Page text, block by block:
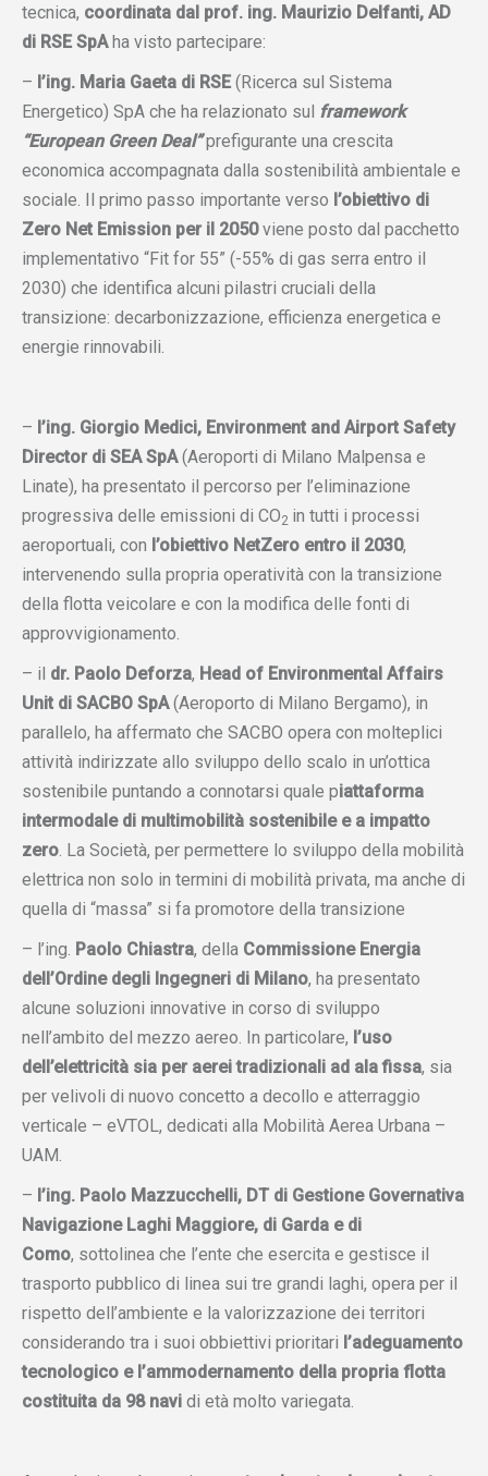
tecnica, coordinata dal prof. ing. Maurizio Delfanti, AD
di RSE SpAha visto partecipare:
– l’ing. Maria Gaeta di RSE (Ricerca sul Sistema
Energetico) SpA che ha relazionato sul framework
“European Green Deal”prefigurante una crescita
economica accompagnata dalla sostenibilità ambientale e
sociale. Il primo passo importante verso l’obiettivo di
Zero Net Emission per il 2050viene posto dal pacchetto
implementativo “Fit for 55” (-55% di gas serra entro il
2030) che identifica alcuni pilastri cruciali della
transizione: decarbonizzazione, efficienza energetica e
energie rinnovabili.
– l’ing. Giorgio Medici, Environment and Airport Safety
Director di SEA SpA(Aeroporti di Milano Malpensa e
Linate), ha presentato il percorso per l’eliminazione
progressiva delle emissioni di CO2 in tutti i processi
aeroportuali, con l’obiettivo NetZero entro il 2030,
intervenendo sulla propria operatività con la transizione
della flotta veicolare e con la modifica delle fonti di
approvvigionamento.
– il dr. Paolo Deforza, Head of Environmental Affairs
Unit di SACBO SpA(Aeroporto di Milano Bergamo), in
parallelo, ha affermato che SACBO opera con molteplici
attività indirizzate allo sviluppo dello scalo in un’ottica
sostenibile puntando a connotarsi quale piattaforma
intermodale di multimobilità sostenibile e a impatto
zero. La Società, per permettere lo sviluppo della mobilità
elettrica non solo in termini di mobilità privata, ma anche di
quella di “massa” si fa promotore della transizione
– l’ing. Paolo Chiastra, della Commissione Energia
dell’Ordine degli Ingegneri di Milano, ha presentato
alcune soluzioni innovative in corso di sviluppo
nell’ambito del mezzo aereo. In particolare, l’uso
dell’elettricità sia per aerei tradizionali ad ala fissa, sia
per velivoli di nuovo concetto a decollo e atterraggio
verticale – eVTOL, dedicati alla Mobilità Aerea Urbana –
UAM.
– l’ing. Paolo Mazzucchelli, DT di Gestione Governativa
Navigazione Laghi Maggiore, di Garda e di
Como, sottolinea che l’ente che esercita e gestisce il
trasporto pubblico di linea sui tre grandi laghi, opera per il
rispetto dell’ambiente e la valorizzazione dei territori
considerando tra i suoi obbiettivi prioritari l’adeguamento
tecnologico e l’ammodernamento della propria flotta
costituita da 98 navi di età molto variegata.